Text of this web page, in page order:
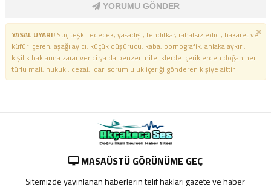
YORUMU GÖNDER
YASAL UYARI!Suç teşkil edecek, yasadışı, tehditkar, rahatsız edici, hakaret ve
küfür içeren, aşağılayıcı, küçük düşürücü, kaba, pornografik, ahlaka aykırı,
kişilik haklarına zarar verici ya da benzeri niteliklerde içeriklerden doğan her
türlü mali, hukuki, cezai, idari sorumluluk içeriği gönderen kişiye aittir.
MASAÜSTÜ GÖRÜNÜME GEÇ
Sitemizde yayınlanan haberlerin telif hakları gazete ve haber